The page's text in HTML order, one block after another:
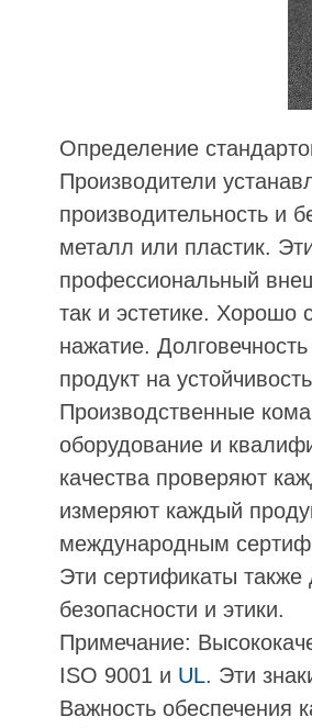
Определение
Производители
производительность и
металл или пластик.
профессиональный
так и эстетике. Хорошо
нажатие.
продукт на
Производственные
оборудование и
качества проверяют
измеряют каждый
международным
Эти сертификаты также
безопасности и этики.
Примечание:
ISO 9001 и UL. Эти
Важность обеспечения